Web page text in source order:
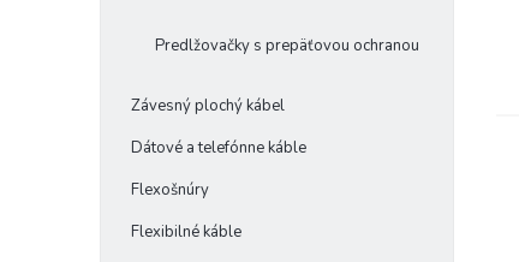
Predlžovačky s prepäťovou ochranou
Závesný plochý kábel
Dátové a telefónne káble
Flexošnúry
Flexibilné káble